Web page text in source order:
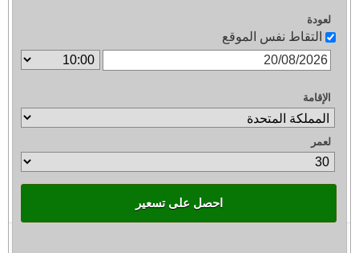
لعودة
التقاط نفس الموقع
الإقامة
لعمر
احصل على تسعير